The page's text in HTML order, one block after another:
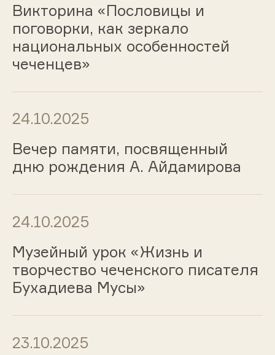
Викторина «Пословицы и
поговорки, как зеркало
национальных особенностей
чеченцев»
24.10.2025
Вечер памяти, посвященный
дню рождения А. Айдамирова
24.10.2025
Музейный урок «Жизнь и
творчество чеченского писателя
Бухадиева Мусы»
23.10.2025